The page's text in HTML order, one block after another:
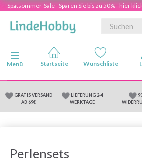
Spätsommer-Sale - Sparen Sie bis zu 50% - hier
Anzeige ändern
Menü
GRATIS VERSAND
AB 69€
LIEFERUNG 2-4
WERKTAGE
Perlensets